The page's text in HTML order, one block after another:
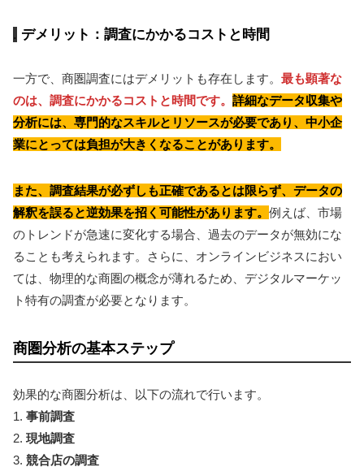
デメリット：調査にかかるコストと時間
一方で、商圏調査にはデメリットも存在します。 最も顕著な
のは、調査にかかるコストと時間です。 詳細なデータ収集や
分析には、専門的なスキルとリソースが必要であり、中小企
業にとっては負担が大きくなることがあります。
また、調査結果が必ずしも正確であるとは限らず、データの
解釈を誤ると逆効果を招く可能性があります。 例えば、市場
のトレンドが急速に変化する場合、過去のデータが無効にな
ることも考えられます。さらに、オンラインビジネスにおい
ては、物理的な商圏の概念が薄れるため、デジタルマーケッ
ト特有の調査が必要となります。
商圏分析の基本ステップ
効果的な商圏分析は、以下の流れで行います。
1. 事前調査
2. 現地調査
3. 競合店の調査